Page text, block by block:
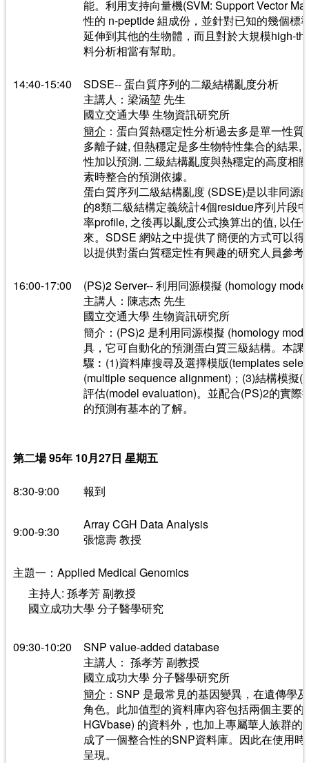
能。利用支持向量機(SVM: Support Vector
性的 n-peptide 組成份，並針對已知的幾個標
延伸到其他的生物體，而且對於大規模high-
料分析相當有幫助。
14:40-15:40
SDSE-- 蛋白質序列的二級結構亂度分析
主講人：梁涵堃 先生
國立交通大學 生物資訊研究所
簡介 ：蛋白質熱穩定性分析過去多是單一性
多離子鍵, 但熱穩定是多生物特性集合的結果,
性加以預測. 二級結構亂度與熱穩定的高度相
素時整合的預測依據。
蛋白質序列二級結構亂度 (SDSE)是以非同源
的8類二級結構定義統計4個residue序列片段
率profile, 之後再以亂度公式換算出的值, 以任
來。SDSE 網站之中提供了簡便的方式可以
以提供對蛋白質穩定性有興趣的研究人員參考
16:00-17:00
(PS)2 Server-- 利用同源模擬 (homology
主講人：陳志杰 先生
國立交通大學 生物資訊研究所
簡介：(PS)2 是利用同源模擬 (homology
具，它可自動化的預測蛋白質三級結構。本
驟︰(1)資料庫搜尋及選擇模版(templates
(multiple sequence alignment)；(3)結構模擬
評估(model evaluation)。並配合(PS)2的實際
的預測有基本的了解。
第二場 95年 10月27日 星期五
8:30-9:00 報到
9:00-9:30
Array CGH Data Analysis
張憶壽 教授
主題一：Applied Medical Genomics
主持人: 孫孝芳 副教授
國立成功大學 分子醫學研究
09:30-10:20
SNP value-added database
主講人： 孫孝芳 副教授
國立成功大學 分子醫學研究所
簡介 ：SNP 是最常見的基因變異，在遺傳學
角色。此加值型的資料庫內容包括兩個主要
HGVbase) 的資料外，也加上專屬華人族群
成了一個整合性的SNP資料庫。因此在使用
呈現。